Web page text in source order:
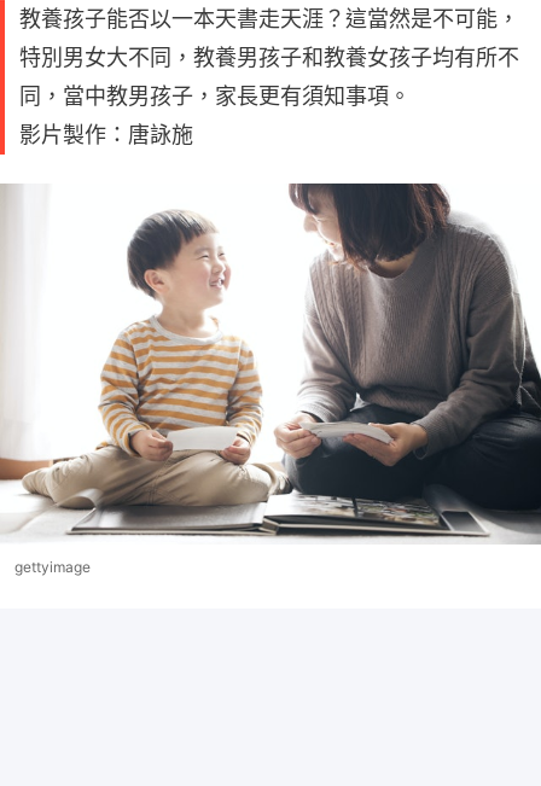
教養孩子能否以一本天書走天涯？這當然是不可能，
特別男女大不同，教養男孩子和教養女孩子均有所不
同，當中教男孩子，家長更有須知事項。
影片製作：唐詠施
gettyimage